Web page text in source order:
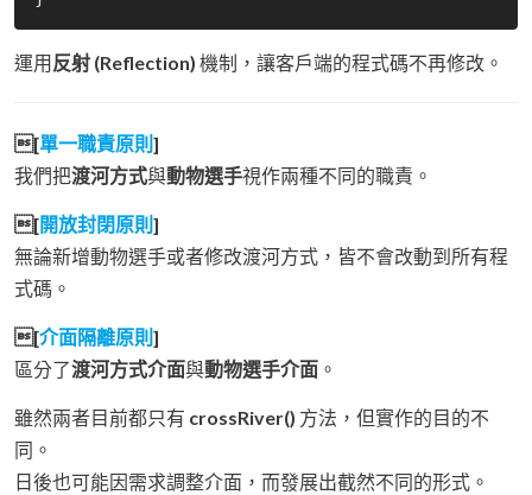
運用 反射 (Reflection) 機制，讓客戶端的程式碼不再修改。
[單一職責原則 ]
我們把渡河方式與動物選手視作兩種不同的職責。
[開放封閉原則 ]
無論新增動物選手或者修改渡河方式，皆不會改動到所有程
式碼。
[介面隔離原則 ]
區分了渡河方式介面與動物選手介面 。
雖然兩者目前都只有 crossRiver() 方法，但實作的目的不
同。
日後也可能因需求調整介面，而發展出截然不同的形式。